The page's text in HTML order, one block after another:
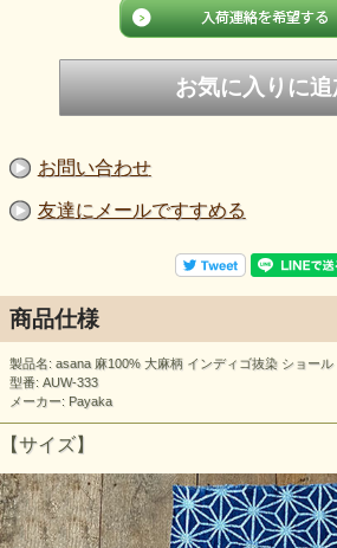
お問い合わせ
友達にメールですすめる
商品仕様
製品名: asana 麻100% 大麻柄 インディゴ抜染 ショール
型番: AUW-333
メーカー: Payaka
【サイズ】